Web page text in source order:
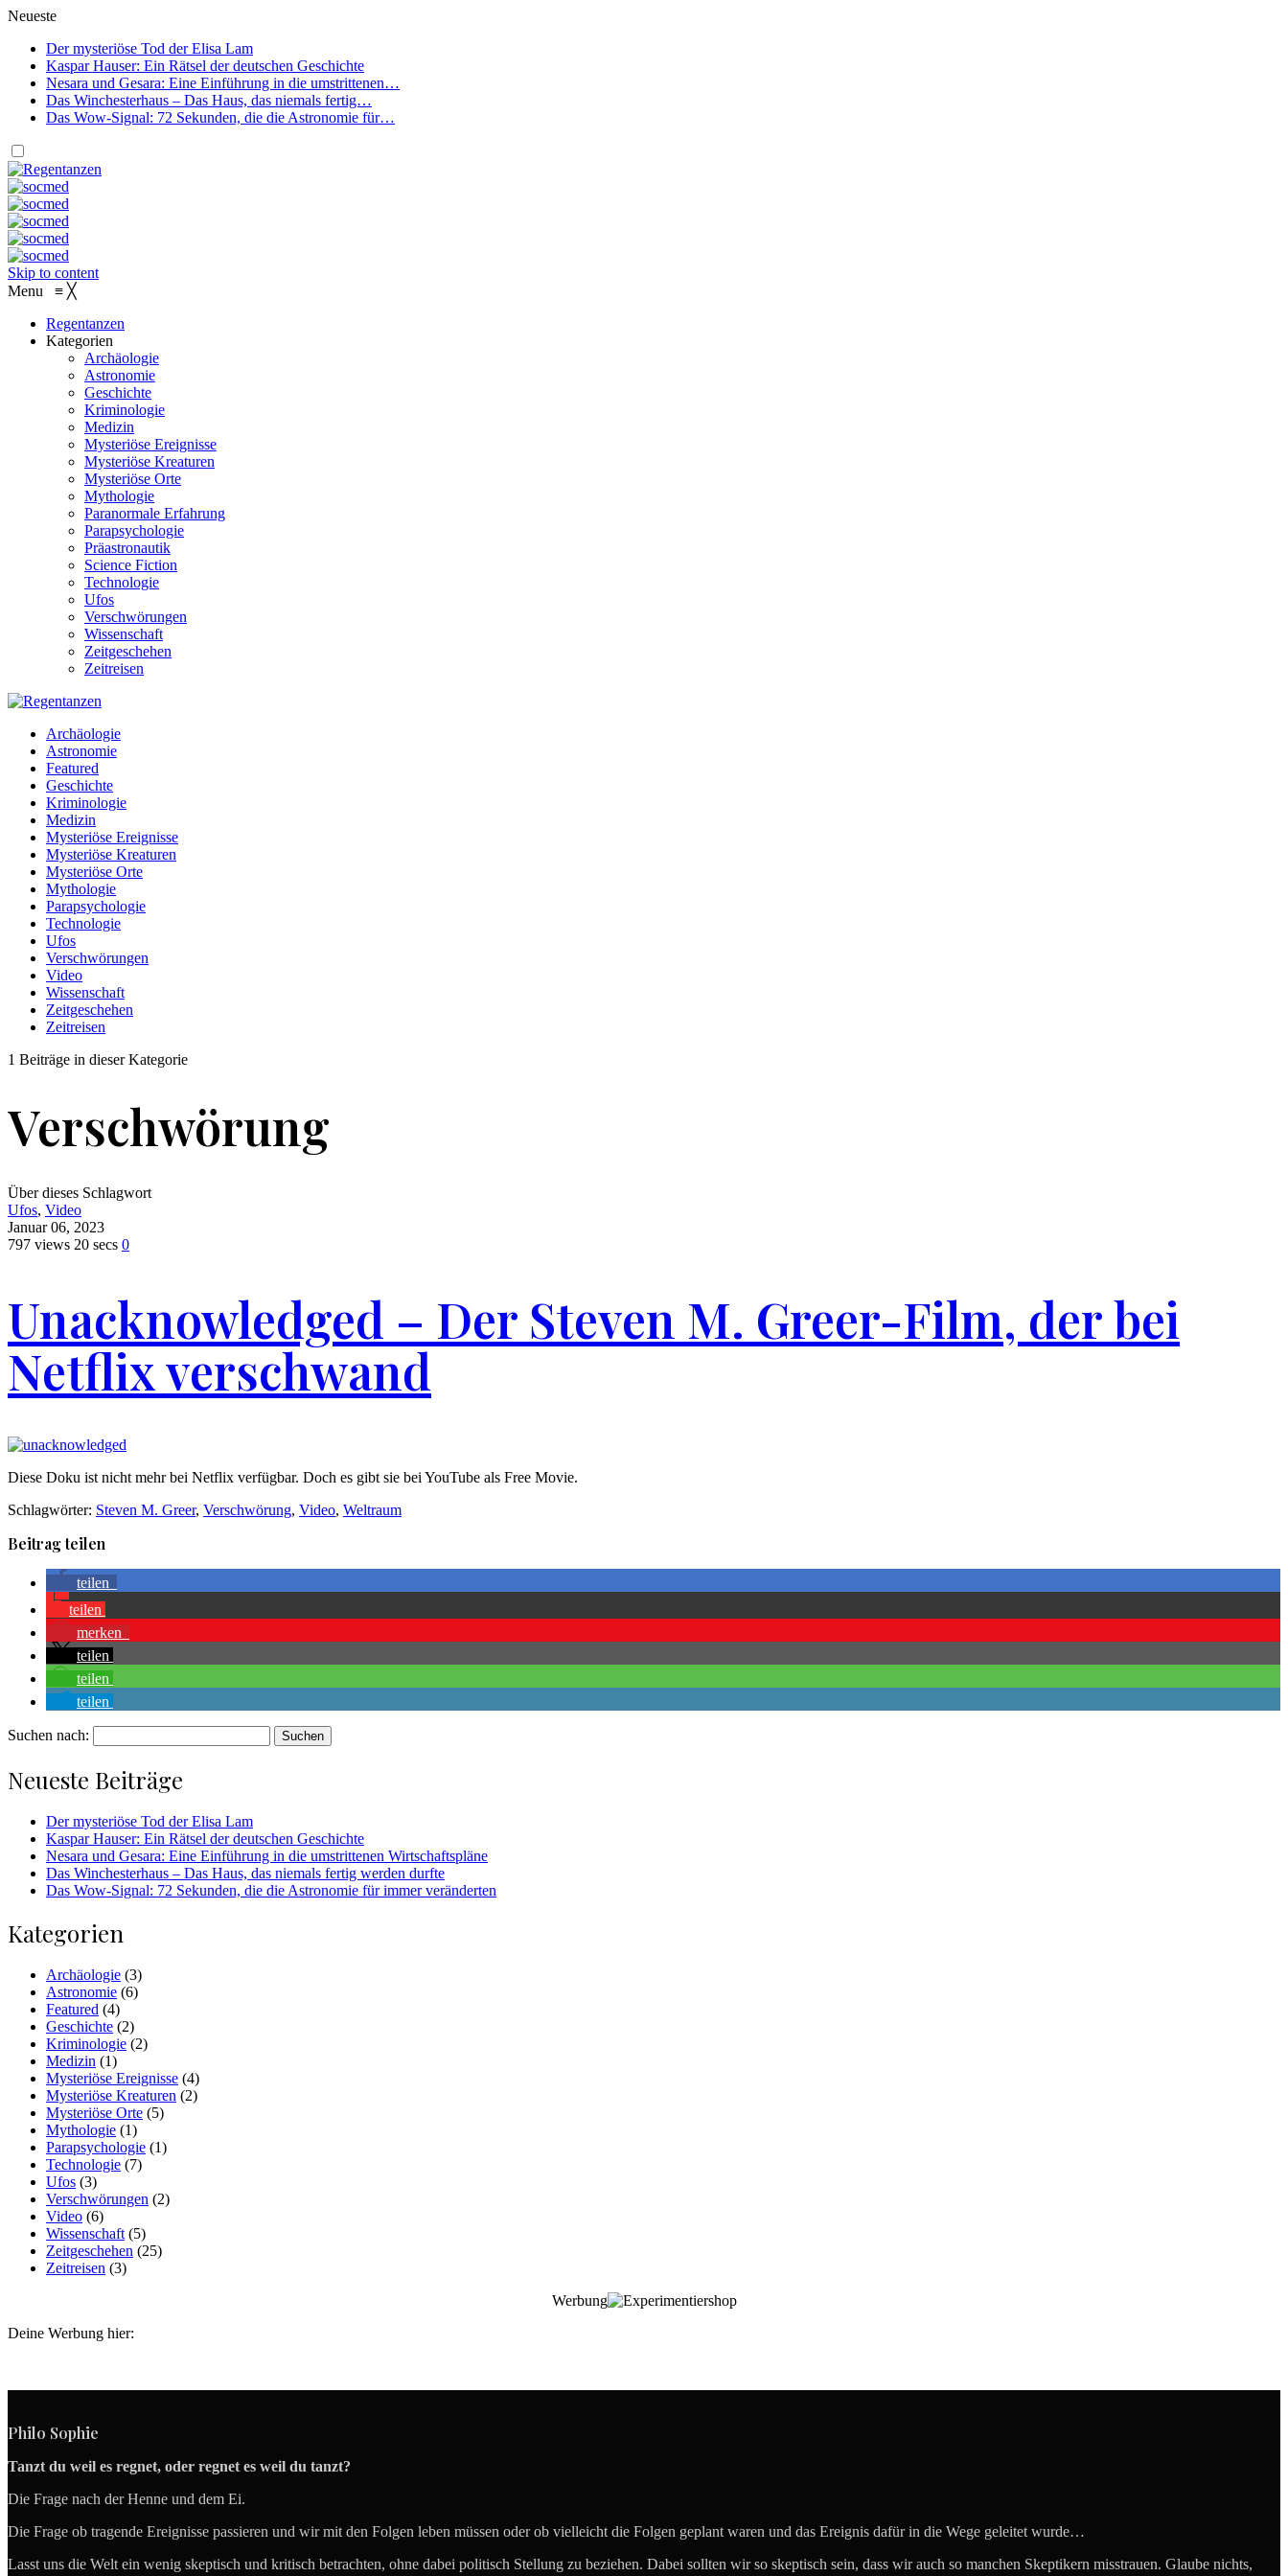
Neueste
Der mysteriöse Tod der Elisa Lam
Kaspar Hauser: Ein Rätsel der deutschen Geschichte
Nesara und Gesara: Eine Einführung in die umstrittenen…
Das Winchesterhaus – Das Haus, das niemals fertig…
Das Wow-Signal: 72 Sekunden, die die Astronomie für…
Skip to content
Menu ≡ ╳
Regentanzen
Kategorien
Archäologie
Astronomie
Geschichte
Kriminologie
Medizin
Mysteriöse Ereignisse
Mysteriöse Kreaturen
Mysteriöse Orte
Mythologie
Paranormale Erfahrung
Parapsychologie
Präastronautik
Science Fiction
Technologie
Ufos
Verschwörungen
Wissenschaft
Zeitgeschehen
Zeitreisen
Archäologie
Astronomie
Featured
Geschichte
Kriminologie
Medizin
Mysteriöse Ereignisse
Mysteriöse Kreaturen
Mysteriöse Orte
Mythologie
Parapsychologie
Technologie
Ufos
Verschwörungen
Video
Wissenschaft
Zeitgeschehen
Zeitreisen
1 Beiträge in dieser Kategorie
Verschwörung
Über dieses Schlagwort
Ufos, Video
Januar 06, 2023
797 views 20 secs 0
Unacknowledged – Der Steven M. Greer-Film, der bei
Netflix verschwand
Diese Doku ist nicht mehr bei Netflix verfügbar. Doch es gibt sie bei YouTube als Free Movie.
Schlagwörter: Steven M. Greer, Verschwörung, Video, Weltraum
Beitrag teilen
teilen
teilen
merken
teilen
teilen
teilen
Suchen nach:
Neueste Beiträge
Der mysteriöse Tod der Elisa Lam
Kaspar Hauser: Ein Rätsel der deutschen Geschichte
Nesara und Gesara: Eine Einführung in die umstrittenen Wirtschaftspläne
Das Winchesterhaus – Das Haus, das niemals fertig werden durfte
Das Wow-Signal: 72 Sekunden, die die Astronomie für immer veränderten
Kategorien
Archäologie (3)
Astronomie (6)
Featured (4)
Geschichte (2)
Kriminologie (2)
Medizin (1)
Mysteriöse Ereignisse (4)
Mysteriöse Kreaturen (2)
Mysteriöse Orte (5)
Mythologie (1)
Parapsychologie (1)
Technologie (7)
Ufos (3)
Verschwörungen (2)
Video (6)
Wissenschaft (5)
Zeitgeschehen (25)
Zeitreisen (3)
Werbung
Deine Werbung hier:
Philo Sophie
Tanzt du weil es regnet, oder regnet es weil du tanzt?
Die Frage nach der Henne und dem Ei.
Die Frage ob tragende Ereignisse passieren und wir mit den Folgen leben müssen oder ob vielleicht die Folgen geplant waren und das Ereignis dafür in die Wege geleitet wurde…
Lasst uns die Welt ein wenig skeptisch und kritisch betrachten, ohne dabei politisch Stellung zu beziehen. Dabei sollten wir so skeptisch sein, dass wir auch so manchen Skeptikern misstrauen. Glaube nichts,